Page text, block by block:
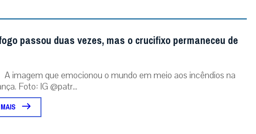
passou duas vezes, mas o crucifixo permaneceu de
A imagem que emocionou o mundo em meio aos incêndios na
Foto: IG @patr...
MAIS